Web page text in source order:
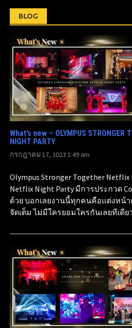
BLOG
What’s new – OLYMPUS STRONGER
NIGHT PARTY
กรกฎาคม 17, 2023 1:49 am
Olympus Stronger Together
Netflix Night Party มีการประกวด
ด้วย บอกเลยงานนี้ทุกคนคือแต่งหน้
จัดเต็ม ไม่มีใครยอมใครกันเลยทีเดีย